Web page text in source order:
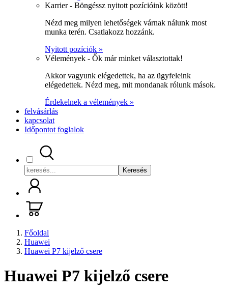
Karrier - Böngéssz nyitott pozícióink között!
Nézd meg milyen lehetőségek várnak nálunk most
munka terén. Csatlakozz hozzánk.
Nyitott pozíciók »
Vélemények - Ők már minket választottak!
Akkor vagyunk elégedettek, ha az ügyfeleink
elégedettek. Nézd meg, mit mondanak rólunk mások.
Érdekelnek a vélemények »
felvásárlás
kapcsolat
Időpontot foglalok
Keresés
Főoldal
Huawei
Huawei P7 kijelző csere
Huawei P7 kijelző csere